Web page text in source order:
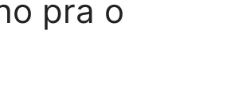
pra o